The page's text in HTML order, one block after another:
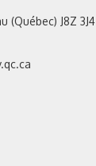
(Québec) J8Z 3J4